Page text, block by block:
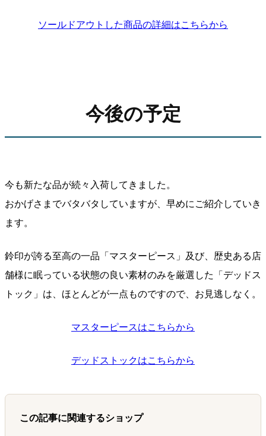
ソールドアウトした商品の詳細はこちらから
今後の予定
今も新たな品が続々入荷してきました。
おかげさまでバタバタしていますが、早めにご紹介していき
ます。
鈴印が誇る至高の一品「マスターピース」及び、歴史ある店
舗様に眠っている状態の良い素材のみを厳選した「デッドス
トック」は、ほとんどが一点ものですので、お見逃しなく。
マスターピースはこちらから
デッドストックはこちらから
この記事に関連するショップ